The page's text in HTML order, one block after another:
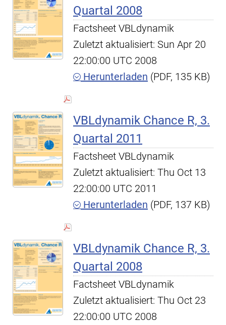
Quartal 2008
Factsheet VBLdynamik
Zuletzt aktualisiert: Sun Apr 20
22:00:00 UTC 2008
Herunterladen (PDF, 135 KB)
VBLdynamik Chance R, 3.
Quartal 2011
Factsheet VBLdynamik
Zuletzt aktualisiert: Thu Oct 13
22:00:00 UTC 2011
Herunterladen (PDF, 137 KB)
VBLdynamik Chance R, 3.
Quartal 2008
Factsheet VBLdynamik
Zuletzt aktualisiert: Thu Oct 23
22:00:00 UTC 2008